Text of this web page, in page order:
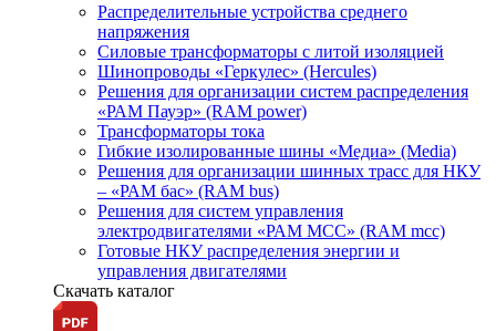
Распределительные устройства среднего
напряжения
Силовые трансформаторы с литой изоляцией
Шинопроводы «Геркулес» (Hercules)
Решения для организации систем распределения
«РАМ Пауэр» (RAM power)
Трансформаторы тока
Гибкие изолированные шины «Медиа» (Media)
Решения для организации шинных трасс для НКУ
– «РАМ бас» (RAM bus)
Решения для систем управления
электродвигателями «РАМ МСС» (RAM mcc)
Готовые НКУ распределения энергии и
управления двигателями
Скачать каталог